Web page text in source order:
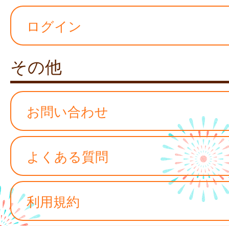
ログイン
その他
お問い合わせ
よくある質問
利用規約